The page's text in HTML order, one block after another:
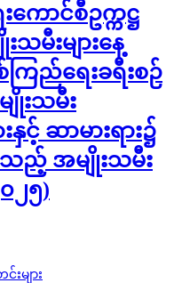
ောင်စီဥက္ကဋ္ဌ
မီးများနေ့
ြည်ရေးခရီးစဉ်
းသမီး
င့် ဆာမားရား၌
သည့် အမျိုးသမီး
၂၅)
းများ